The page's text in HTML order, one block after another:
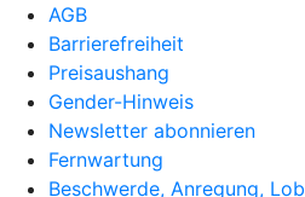
AGB
Barrierefreiheit
Preisaushang
Gender-Hinweis
Newsletter abonnieren
Fernwartung
Beschwerde, Anregung, Lob